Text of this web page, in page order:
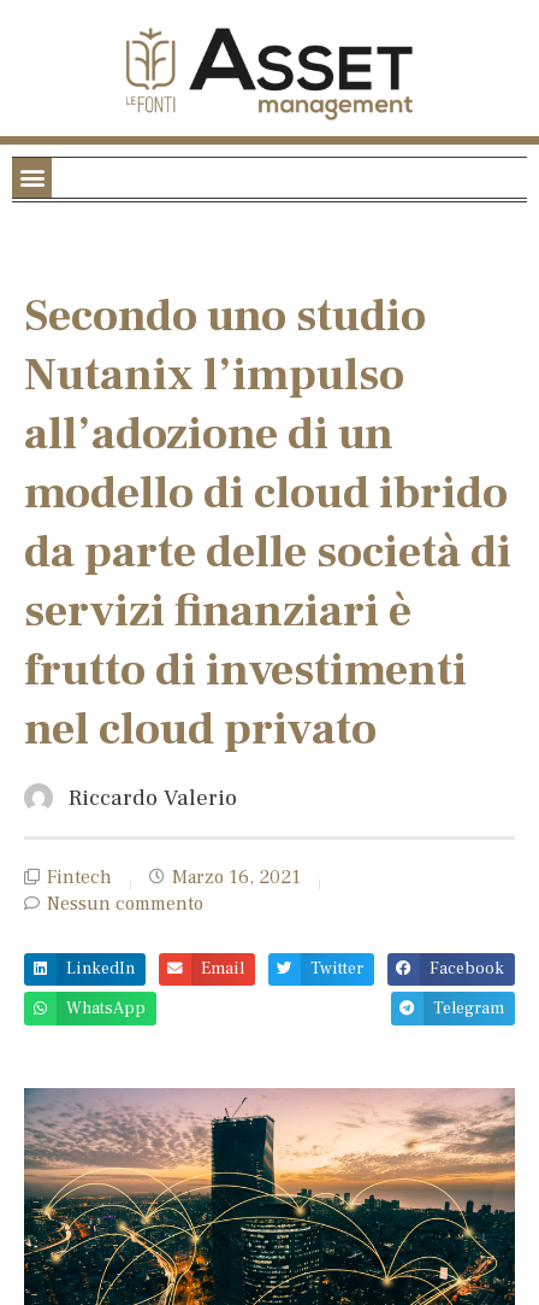
Secondo uno studio
Nutanix l’impulso
all’adozione di un
modello di cloud ibrido
da parte delle società di
servizi finanziari è
frutto di investimenti
nel cloud privato
Riccardo Valerio
Fintech
Marzo 16, 2021
Nessun commento
LinkedIn Email Twitter
Facebook
WhatsApp
Telegram